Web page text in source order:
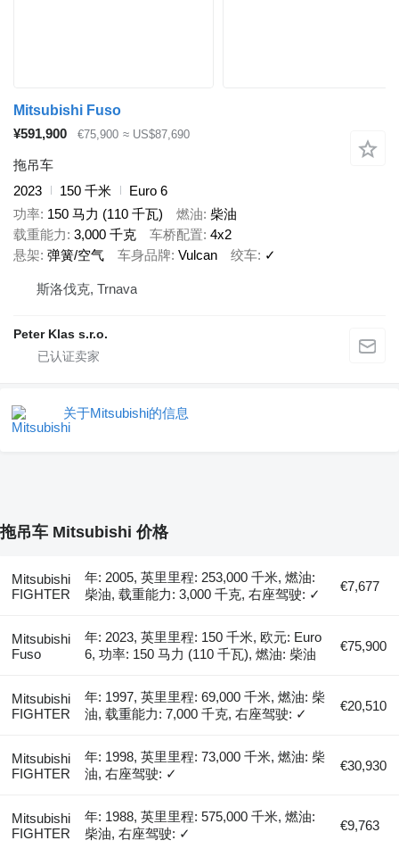
Mitsubishi Fuso
¥591,900
€75,900 ≈ US$87,690
拖吊车
2023
150 千米
Euro 6
功率 150 马力 (110 千瓦) 燃油 柴油
载重能力 3,000 千克 车桥配置 4x2
悬架 弹簧/空气 车身品牌 Vulcan 绞车 ✓
斯洛伐克, Trnava
Peter Klas s.r.o.
关于Mitsubishi的信息
拖吊车 Mitsubishi 价格
Mitsubishi
FIGHTER
年: 2005, 英里里程: 253,000 千米, 燃油:
柴油, 载重能力: 3,000 千克, 右座驾驶: ✓
€7,677
Mitsubishi
Fuso
年: 2023, 英里里程: 150 千米, 欧元: Euro
6, 功率: 150 马力 (110 千瓦), 燃油: 柴油
€75,900
Mitsubishi
FIGHTER
年: 1997, 英里里程: 69,000 千米, 燃油: 柴
油, 载重能力: 7,000 千克, 右座驾驶: ✓
€20,510
Mitsubishi
FIGHTER
年: 1998, 英里里程: 73,000 千米, 燃油: 柴
油, 右座驾驶: ✓
€30,930
Mitsubishi
FIGHTER
年: 1988, 英里里程: 575,000 千米, 燃油:
柴油, 右座驾驶: ✓
€9,763